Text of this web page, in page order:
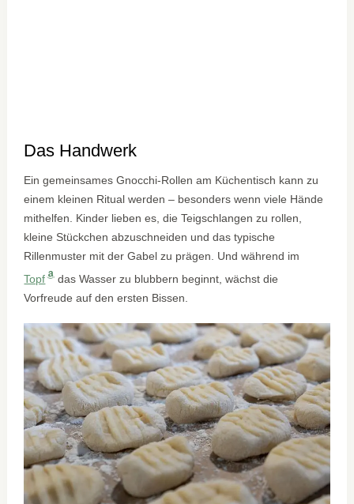
Das Handwerk
Ein gemeinsames Gnocchi-Rollen am Küchentisch kann zu
einem kleinen Ritual werden – besonders wenn viele Hände
mithelfen. Kinder lieben es, die Teigschlangen zu rollen,
kleine Stückchen abzuschneiden und das typische
Rillenmuster mit der Gabel zu prägen. Und während im
Topf
das Wasser zu blubbern beginnt, wächst die
Vorfreude auf den ersten Bissen.